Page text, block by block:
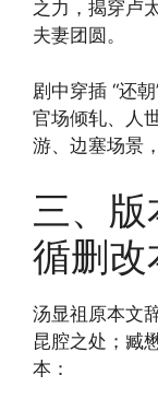
之力，揭穿卢
夫妻团圆。
剧中穿插 “还
官场倾轧、人
游、边塞场景
三、
循删改
汤显祖原本文
昆腔之处；臧
本：